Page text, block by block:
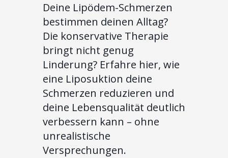
Deine Lipödem-Schmerzen
bestimmen deinen Alltag?
Die konservative Therapie
bringt nicht genug
Linderung? Erfahre hier, wie
eine Liposuktion deine
Schmerzen reduzieren und
deine Lebensqualität deutlich
verbessern kann – ohne
unrealistische
Versprechungen.